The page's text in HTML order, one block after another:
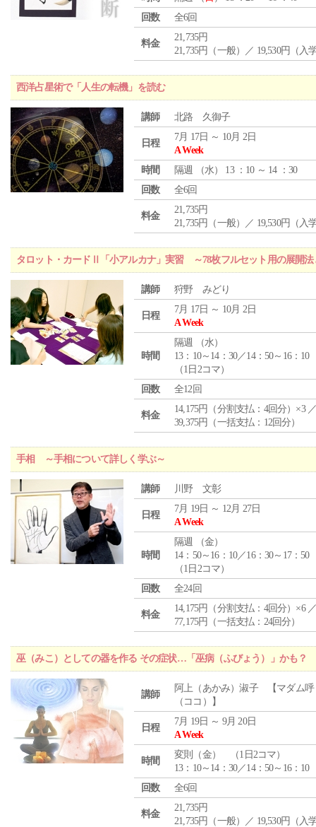
回数
全6回
料金
21,735円
21,735円（一般）／ 19,530円（入
西洋占星術で「人生の転機」を読む
講師 北路 久御子
日程
7月 17日 ～ 10月 2日
A Week
時間
隔週 （水） 13 ：10 ～ 14 ：30
回数
全6回
料金
21,735円
21,735円（一般）／ 19,530円（入
タロット・カードⅡ「小アルカナ」実習 ～78枚フルセット用の展開法
講師 狩野 みどり
日程
7月 17日 ～ 10月 2日
A Week
時間
隔週 （水）
13：10～14：30／14：50～16：10
（1日2コマ）
回数
全12回
料金
14,175円（分割支払：4回分）×3
39,375円（一括支払：12回分）
手相 ～手相について詳しく学ぶ～
講師 川野 文彰
日程
7月 19日 ～ 12月 27日
A Week
時間
隔週 （金）
14：50～16：10／16：30～17：50
（1日2コマ）
回数
全24回
料金
14,175円（分割支払：4回分）×6
77,175円（一括支払：24回分）
巫（みこ）としての器を作る その症状…「巫病（ふびょう）」かも？
講師
阿上（あかみ）淑子 【マダム呼
（ココ）】
日程
7月 19日 ～ 9月 20日
A Week
時間
変則（金） （1日2コマ）
13：10～14：30／14：50～16：10
回数
全6回
料金
21,735円
21,735円（一般）／ 19,530円（入